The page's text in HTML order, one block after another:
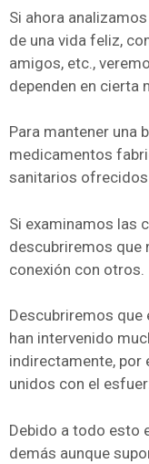
Si ahora
de una vida feliz,
amigos, etc.,
dependen en cierta
Para mantener una
medicamentos
sanitarios
Si examinamos las
descubriremos que
conexión con otros.
Descubriremos
han intervenido
indirectamente,
unidos con el
Debido a todo esto
demás aunque